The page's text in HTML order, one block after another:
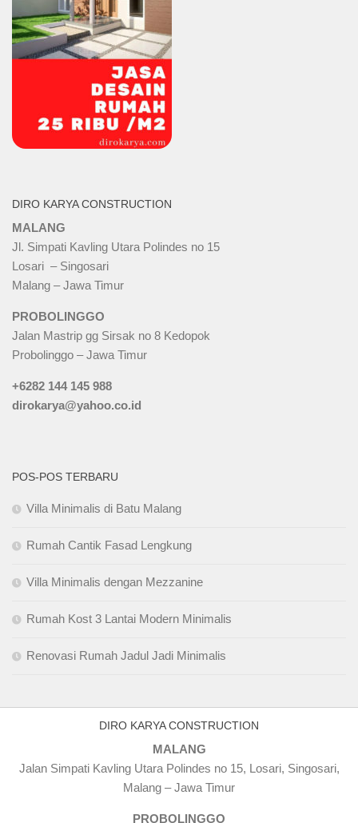
DIRO KARYA CONSTRUCTION
MALANG
Jl. Simpati Kavling Utara Polindes no 15
Losari – Singosari
Malang – Jawa Timur
PROBOLINGGO
Jalan Mastrip gg Sirsak no 8 Kedopok
Probolinggo – Jawa Timur
+6282 144 145 988
dirokarya@yahoo.co.id
POS-POS TERBARU
Villa Minimalis di Batu Malang
Rumah Cantik Fasad Lengkung
Villa Minimalis dengan Mezzanine
Rumah Kost 3 Lantai Modern Minimalis
Renovasi Rumah Jadul Jadi Minimalis
DIRO KARYA CONSTRUCTION
MALANG
Jalan Simpati Kavling Utara Polindes no 15, Losari, Singosari,
Malang – Jawa Timur
PROBOLINGGO